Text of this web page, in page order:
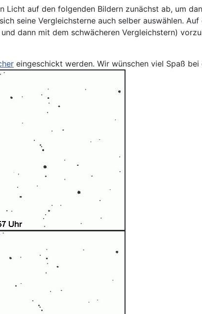
auf den folgenden Bildern zunächst ab, um
seine Vergleichsterne auch selber auswählen.
dann mit dem schwächeren Vergleichstern)
eingeschickt werden. Wir wünschen viel Spaß bei